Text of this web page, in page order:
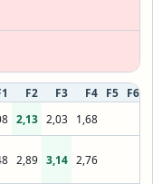
F2 F3 F4 F5
F6
2,13 2,03 1,68
2,89 3,14 2,76